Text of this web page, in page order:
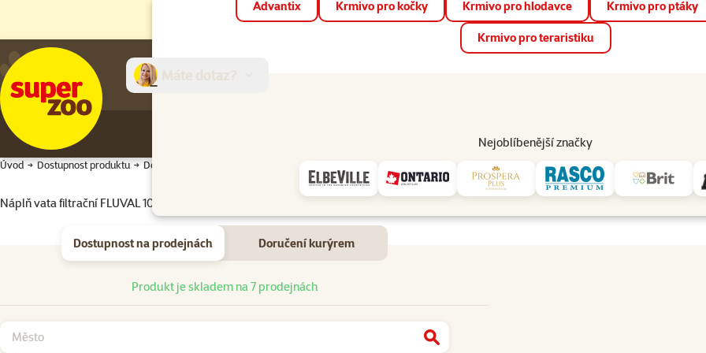
📱 Stáhněte si novou aplikaci Super zoo.Více informací
Advantix Krmivo pro kočky Krmivo pro hlodavce Krmivo pro ptáky
Krmivo pro teraristiku
Nejoblíbenější značky
Prodejny Služby
Úvod Dostupnost produktu Dostupnost produktu
Dostupnost a doručení
Náplň vata filtrační FLUVAL 100g
Dostupnost na prodejnách Doručení kurýrem
Dostupnost na prodejnáchProdukt je skladem na 7 prodejnách
Najít